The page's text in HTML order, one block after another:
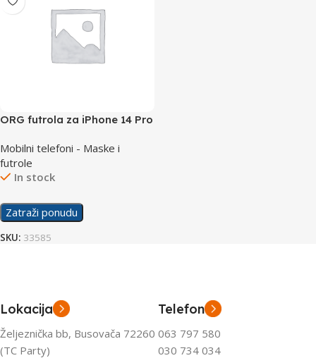
ORG futrola za iPhone 14 Pro
Mobilni telefoni - Maske i
futrole
In stock
Zatraži ponudu
SKU: 33585
Lokacija
Željeznička bb, Busovača 72260
(TC Party)
Telefon
063 797 580
030 734 034